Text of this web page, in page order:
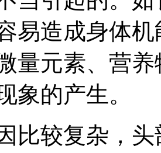
易造成身体
量元素、营
象的产生。
比较复杂，